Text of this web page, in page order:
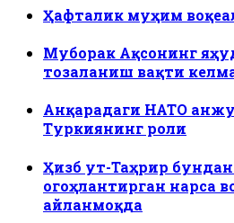
Ҳафталик муҳим
Муборак Ақсонинг
тозаланиш вақти
Анқарадаги НАТО
Туркиянинг роли
Ҳизб ут-Таҳрир
огоҳлантирган нарса
айланмоқда